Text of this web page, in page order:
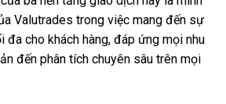
Valutrades trong việc mang đến sự
đa cho khách hàng, đáp ứng mọi nhu
đến phân tích chuyên sâu trên mọi